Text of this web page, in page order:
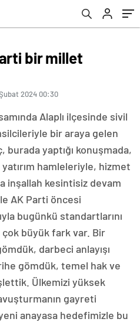
bir millet
2024 00:30
Alaplı ilçesinde sivil
bir araya gelen
burada yaptığı konuşmada,
hamleleriyle, hizmet
inşallah kesintisiz devam
AK Parti öncesi
bugünkü standartlarını
çok büyük fark var. Bir
darbeci anlayışı
gömdük, temel hak ve
Ülkemizi yüksek
gayreti
anayasa hedefimizle bu